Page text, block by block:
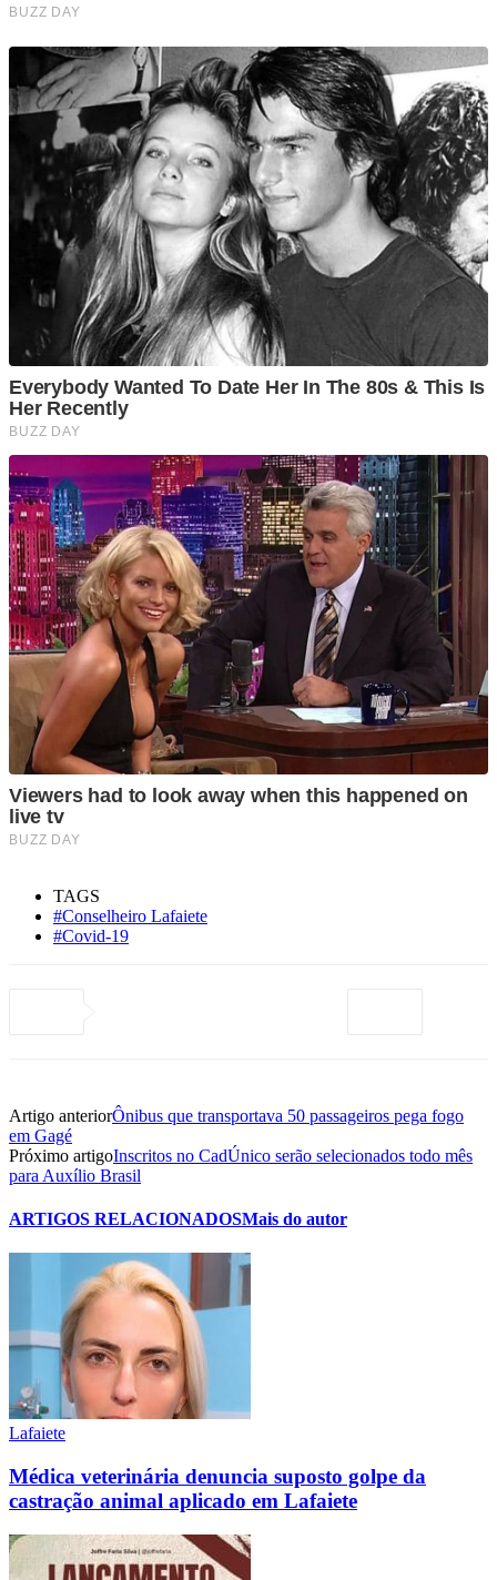
TAGS
#Conselheiro Lafaiete
#Covid-19
Artigo anteriorÔnibus que transportava 50 passageiros pega fogo
em Gagé
Próximo artigoInscritos no CadÚnico serão selecionados todo mês
para Auxílio Brasil
ARTIGOS RELACIONADOSMais do autor
Lafaiete
Médica veterinária denuncia suposto golpe da
castração animal aplicado em Lafaiete